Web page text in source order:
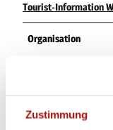
Zustimmung
Tourist-Information
Organisation
Tourist-Information